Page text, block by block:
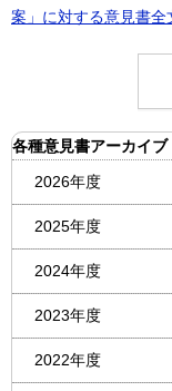
案」に対する意見書全
各種意見書アーカイブ
2026年度
2025年度
2024年度
2023年度
2022年度